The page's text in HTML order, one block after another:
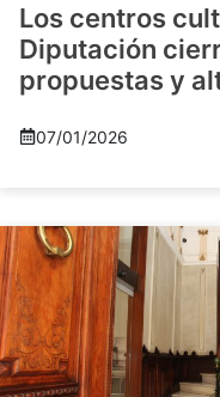
Los centros
Diputación
propuestas y
07/01/2026